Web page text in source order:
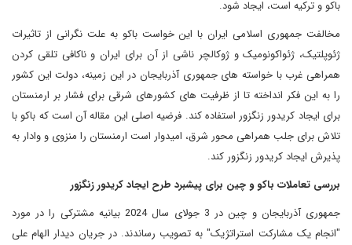
باکو و ترکیه است، ایجاد شود.
مخالفت جمهوری اسلامی ایران با این خواست باکو به علت نگرانی از تاثیرات
ژئوپلتیک، ژئواکونومیک و ژوکالچر ناشی از آن برای ایران و ناکافی تلقی کردن
همراهی غرب با خواسته های جمهوری آذربایجان در این زمینه، دولت این کشور
را به این فکر انداخته تا از ظرفیت های کشورهای شرقی برای فشار بر ارمنستان
برای ایجاد کریدور زنگزور استفاده کند. فرضیه اصلی این مقاله آن است که باکو با
تلاش برای جلب همراهی محور شرق، امیدوار است ارمنستان را منزوی و وادار به
پذیرش ایجاد کریدور زنگزور کند.
بررسی تعاملات باکو و چین برای پیشبرد طرح ایجاد کریدور زنگزور
جمهوری آذربایجان و چین در 3 جولای سال 2024 بیانیه مشترکی را در مورد
"انجام یک مشارکت استراتژیک" به تصویب رساندند. در جریان دیدار الهام علی